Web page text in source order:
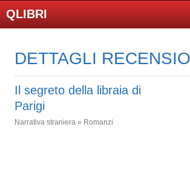
QLIBRI
DETTAGLI
Il segreto della libraia di
Parigi
Narrativa straniera » Romanzi